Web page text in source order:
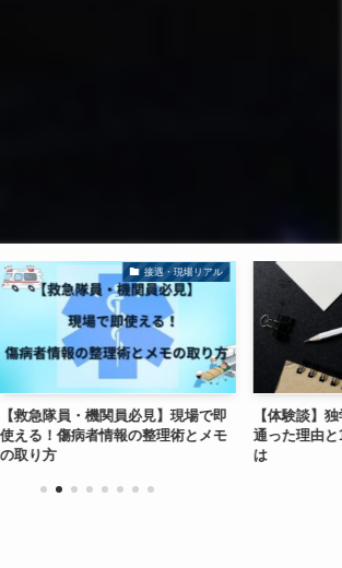
接遇・現場リアル
急隊員・機関員必見】現場で即
る！傷病者情報の整理術とメモ
り方
【体験談】独学
通った理由と1